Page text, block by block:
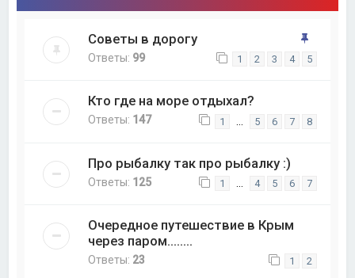
Советы в дорогу
Ответы: 99 1 2 3 4 5
Кто где на море отдыхал?
Ответы: 147 1 5 6 7 8
Про рыбалку так про рыбалку :)
Ответы: 125 1 4 5 6 7
Очередное путешествие в Крым
через паром........
Ответы: 23 1 2